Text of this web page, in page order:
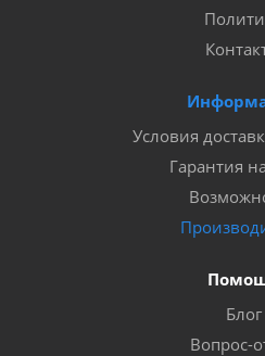
Условия
Гарантия
Блог
Вопрос-